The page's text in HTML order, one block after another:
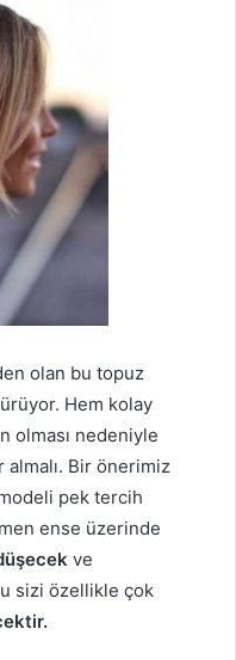
olan bu topuz
Hem kolay
olması nedeniyle
almalı. Bir önerimiz
pek tercih
ense üzerinde
ve
sizi özellikle çok